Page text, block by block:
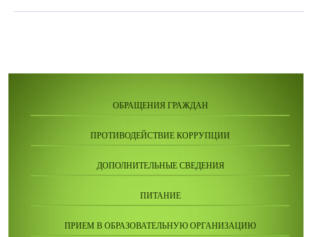
ОБРАЩЕНИЯ ГРАЖДАН
ПРОТИВОДЕЙСТВИЕ КОРРУПЦИИ
ДОПОЛНИТЕЛЬНЫЕ СВЕДЕНИЯ
ПИТАНИЕ
ПРИЕМ В ОБРАЗОВАТЕЛЬНУЮ ОРГАНИЗАЦИЮ